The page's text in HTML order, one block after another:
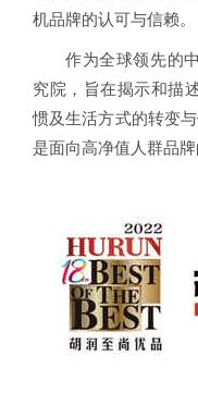
机品牌的认可与信赖。
作为全球领先的
究院，旨在揭示和描
惯及生活方式的转变
是面向高净值人群品牌